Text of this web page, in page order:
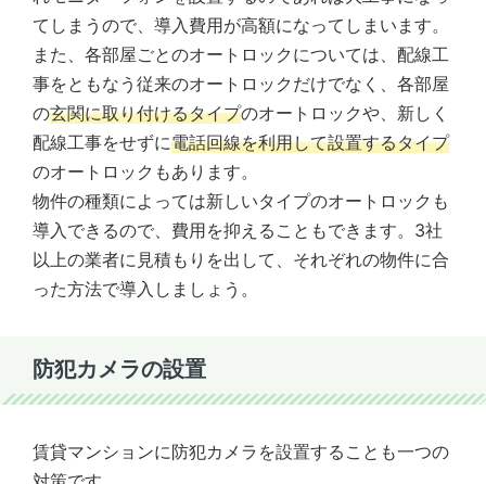
てしまうので、導入費用が高額になってしまいます。
また、各部屋ごとのオートロックについては、配線工
事をともなう従来のオートロックだけでなく、各部屋
の玄関に取り付けるタイプのオートロックや、新しく
配線工事をせずに電話回線を利用して設置するタイプ
のオートロックもあります。
物件の種類によっては新しいタイプのオートロックも
導入できるので、費用を抑えることもできます。3社
以上の業者に見積もりを出して、それぞれの物件に合
った方法で導入しましょう。
防犯カメラの設置
賃貸マンションに防犯カメラを設置することも一つの